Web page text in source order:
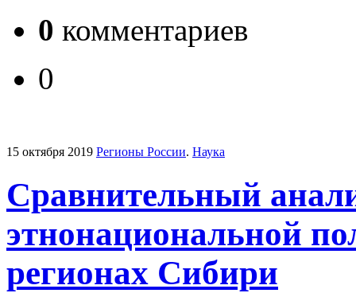
0 комментариев
0
15 октября 2019 Регионы России. Наука
Сравнительный
этнонациональной
регионах Сибири